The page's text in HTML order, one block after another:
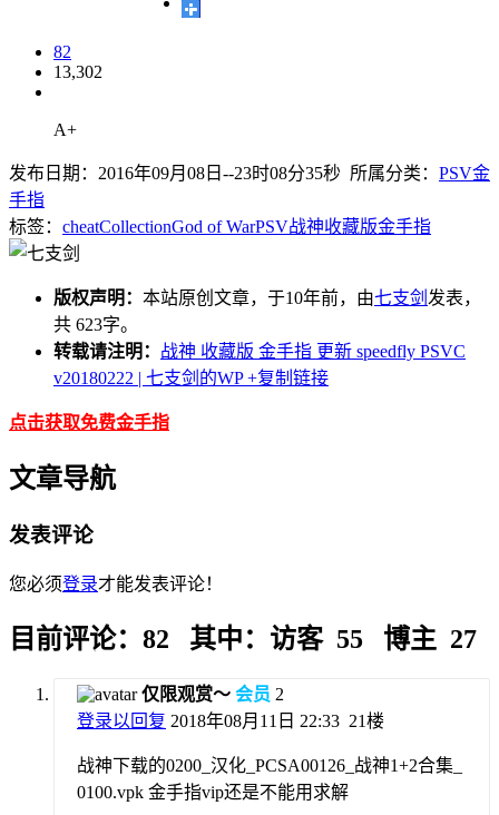
82
13,302
A+
发布日期：2016年09月08日--23时08分35秒 所属分类： PSV金
手指
标签： cheatCollectionGod of WarPSV战神收藏版金手指
版权声明： 本站原创文章，于10年前，由七支剑 发表，
共 623字。
转载请注明： 战神 收藏版 金手指 更新 speedfly PSVC
v20180222 | 七支剑的WP+复制链接
点击获取免费金手指
文章导航
发表评论
您必须登录才能发表评论！
目前评论：82 其中：访客 55 博主 27
仅限观赏～ 会员 2
登录以回复 2018年08月11日 22:33 21楼
战神下载的0200_汉化_PCSA00126_战神1+2合集_
0100.vpk 金手指vip还是不能用求解